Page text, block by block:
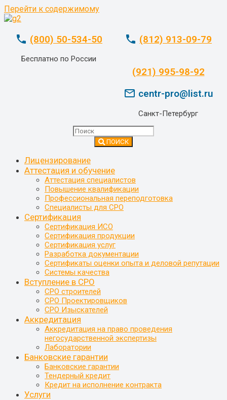
Перейти к содержимому
phone (800) 50-534-50
Бесплатно по России
phone (812) 913-09-79
(921) 995-98-92
mail_outline centr-pro@list.ru
Санкт-Петербург
ПОИСК
Лицензирование
Аттестация и обучение
Аттестация специалистов
Повышение квалификации
Профессиональная переподготовка
Специалисты для СРО
Сертификация
Сертификация ИСО
Сертификация продукции
Сертификация услуг
Разработка документации
Сертификаты оценки опыта и деловой репутации
Системы качества
Вступление в СРО
СРО строителей
СРО Проектировщиков
СРО Изыскателей
Аккредитация
Аккредитация на право проведения
негосударственной экспертизы
Лаборатории
Банковские гарантии
Банковские гарантии
Тендерный кредит
Кредит на исполнение контракта
Услуги